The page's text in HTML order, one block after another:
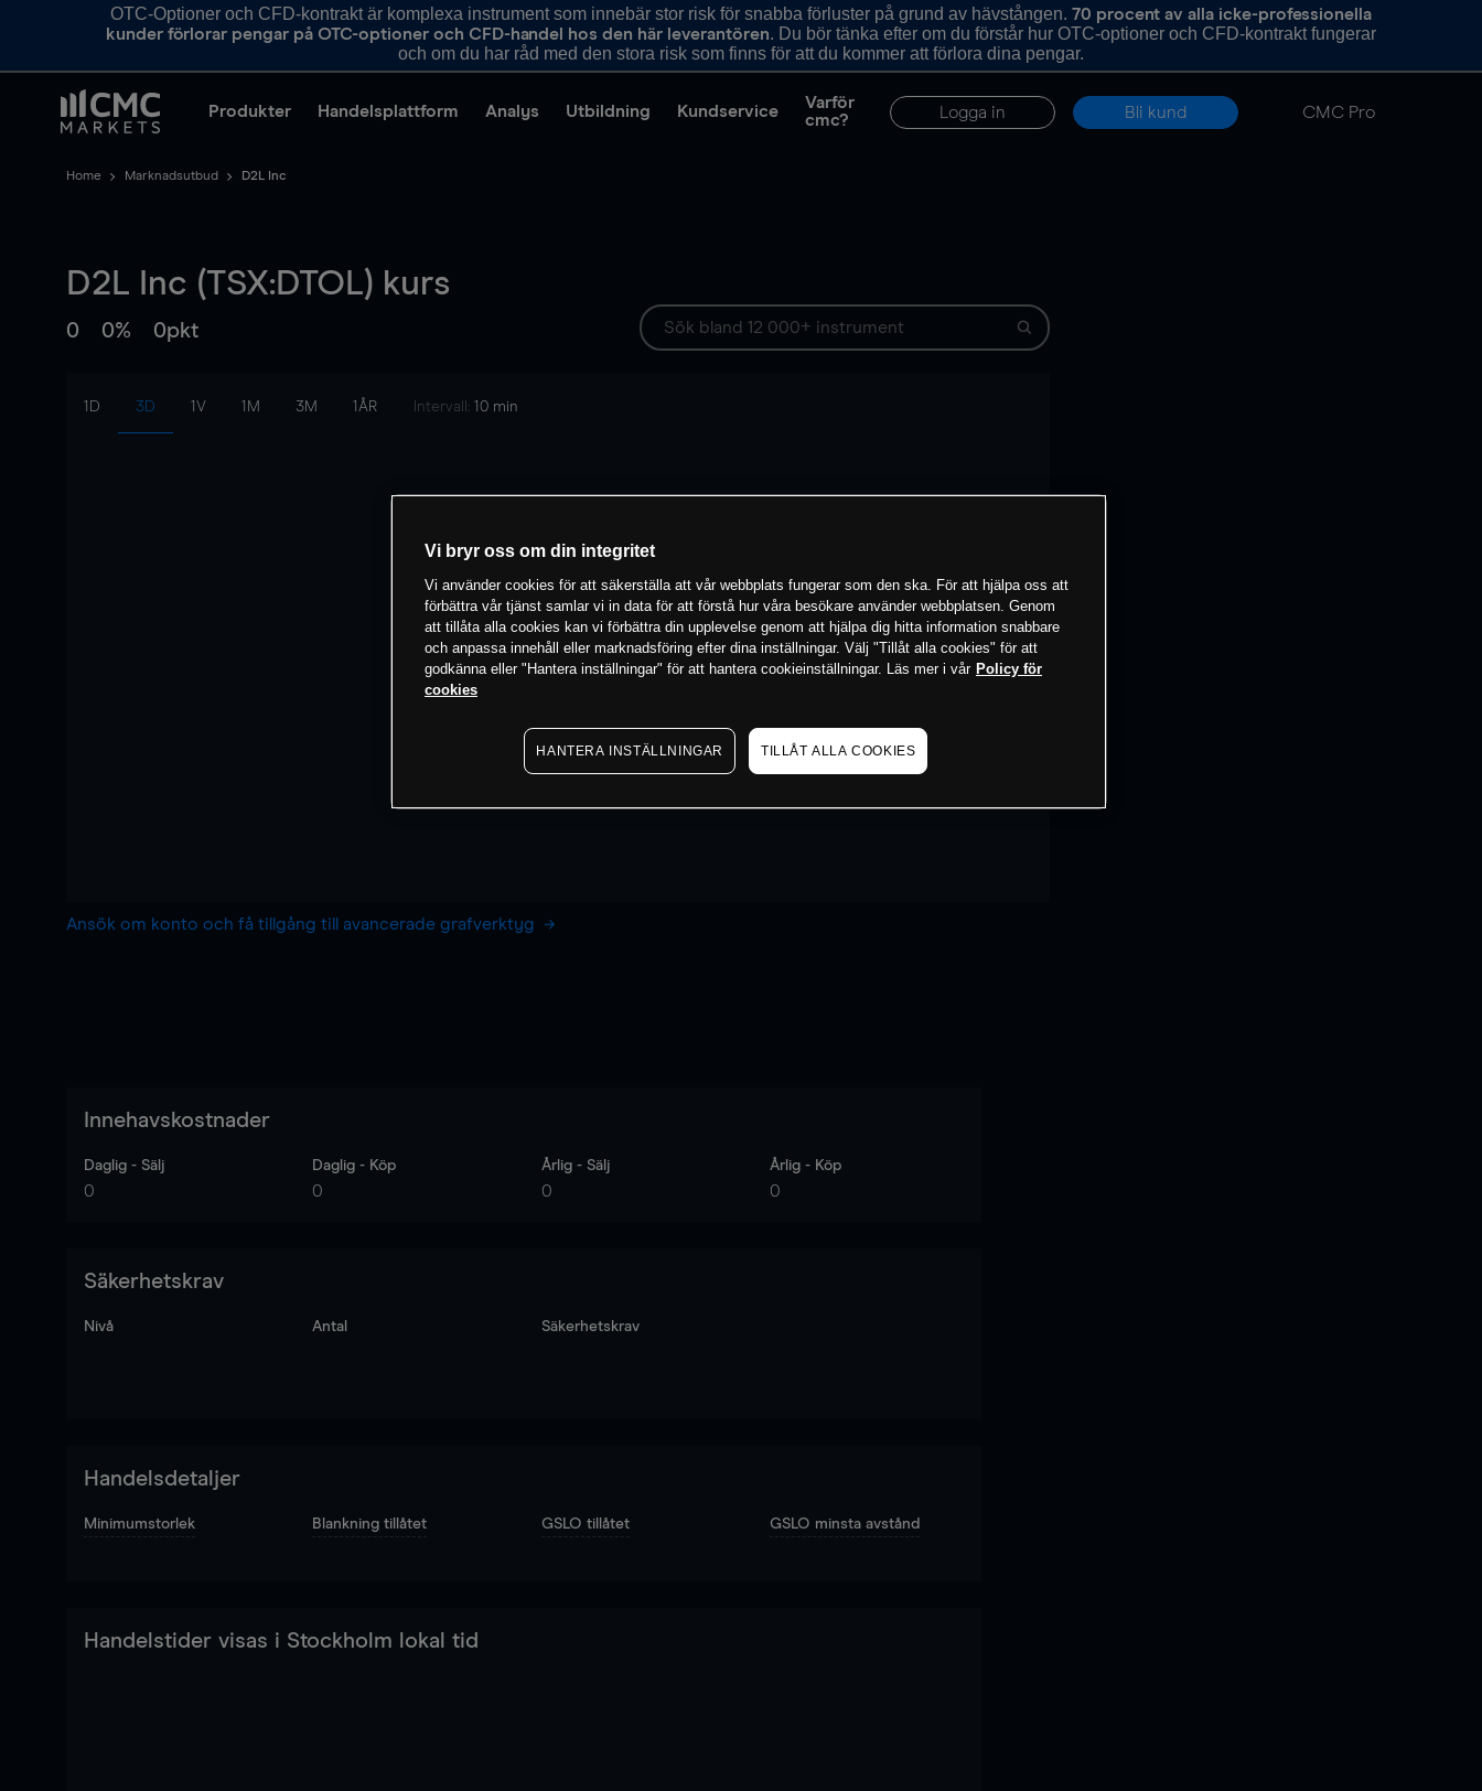
OTC-Optioner och CFD-kontrakt är komplexa instrument som innebär stor risk för snabba förluster på grund av hävstången. 70 procent av alla icke-professionella
kunder förlorar pengar på OTC-optioner och CFD-handel hos den här leverantören. Du bör tänka efter om du förstår hur OTC-optioner och CFD-kontrakt fungerar
och om du har råd med den stora risk som finns för att du kommer att förlora dina pengar.
Produkter Handelsplattform Analys Utbildning Kundservice
Varför
cmc?
Logga in Bli kund CMC Pro
Home Marknadsutbud D2L Inc
D2L Inc (TSX:DTOL) kurs
0 0% 0pkt
1D 3D 1V 1M 3M 1ÅR Intervall: 10 min
Ansök om konto och få tillgång till avancerade grafverktyg
Innehavskostnader
Daglig - Sälj
0
Daglig - Köp
0
Årlig - Sälj
0
Årlig - Köp
0
Säkerhetskrav
Nivå Antal Säkerhetskrav
Handelsdetaljer
Minimumstorlek Blankning tillåtet GSLO tillåtet GSLO minsta avstånd
Handelstider visas i Stockholm lokal tid
Vi bryr oss om din integritet
Vi använder cookies för att säkerställa att vår webbplats fungerar som den ska. För att hjälpa oss att
förbättra vår tjänst samlar vi in data för att förstå hur våra besökare använder webbplatsen. Genom
att tillåta alla cookies kan vi förbättra din upplevelse genom att hjälpa dig hitta information snabbare
och anpassa innehåll eller marknadsföring efter dina inställningar. Välj "Tillåt alla cookies" för att
godkänna eller "Hantera inställningar" för att hantera cookieinställningar. Läs mer i vår Policy för
cookies
HANTERA INSTÄLLNINGAR TILLÅT ALLA COOKIES